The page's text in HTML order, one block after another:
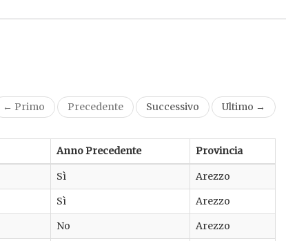
← Primo Precedente Successivo Ultimo →
Anno Precedente Provincia
Sì
Arezzo
Sì
Arezzo
No
Arezzo